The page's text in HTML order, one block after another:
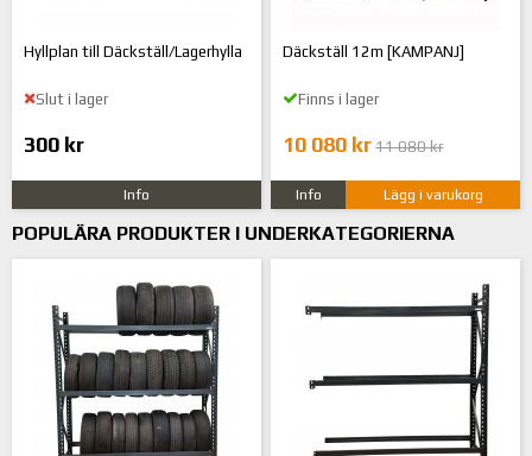
Hyllplan till Däckställ/Lagerhylla
Slut i lager
300 kr
Info
Däckställ 12m [KAMPANJ]
Finns i lager
10 080 kr 11 080 kr
Info Lägg i varukorg
POPULÄRA PRODUKTER I UNDERKATEGORIERNA